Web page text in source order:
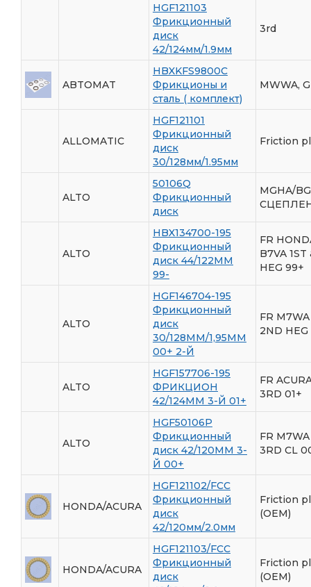
HGF121103
Фрикционный
диск
42/124мм/1.9мм
3rd
ABTOMAT
HBXKFS9800C
Фрикционы и
сталь ( комплект)
MWWA,
ALLOMATIC
HGF121101
Фрикционный
диск
30/128мм/1.95мм
Friction
ALTO
50106Q
Фрикционный
диск
MGHA/
ALTO
HBX134700-195
Фрикционный
диск 44/122ММ
99-
FR
B7VA
HEG 99+
ALTO
HGF146704-195
Фрикционный
диск
30/128ММ/1,95ММ
00+ 2-Й
FR
2ND
ALTO
HGF157706-195
ФРИКЦИОН
42/124ММ 3-Й 01+
FR
3RD 01+
ALTO
HGF50106P
Фрикционный
диск 42/120ММ 3-
Й 00+
FR
3RD CL
HONDA/ACURA
HGF121102/FCC
Фрикционный
диск
42/120мм/2.0мм
Friction
(OEM)
HONDA/ACURA
HGF121103/FCC
Фрикционный
диск
Friction
(OEM)